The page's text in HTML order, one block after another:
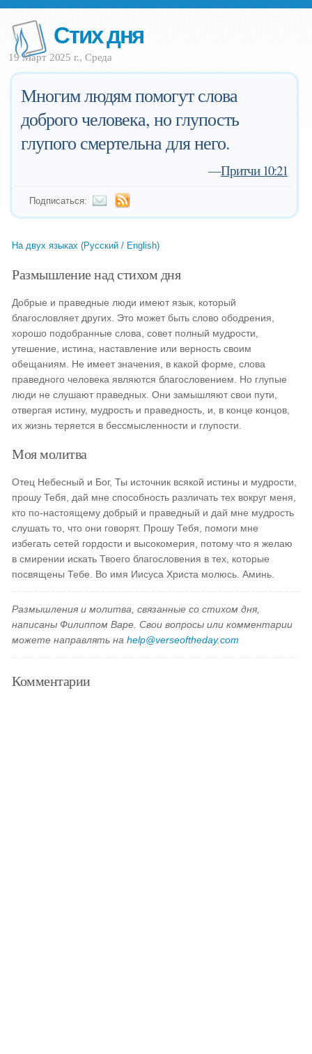
Стих дня
19 Март 2025 г., Среда
Многим людям помогут слова
доброго человека, но глупость
глупого смертельна для него.
—Притчи 10:21
Подписаться:
На двух языках (Русский / English)
Размышление над стихом дня
Добрые и праведные люди имеют язык, который
благословляет других. Это может быть слово ободрения,
хорошо подобранные слова, совет полный мудрости,
утешение, истина, наставление или верность своим
обещаниям. Не имеет значения, в какой форме, слова
праведного человека являются благословением. Но глупые
люди не слушают праведных. Они замышляют свои пути,
отвергая истину, мудрость и праведность, и, в конце концов,
их жизнь теряется в бессмысленности и глупости.
Моя молитва
Отец Небесный и Бог, Ты источник всякой истины и мудрости,
прошу Тебя, дай мне способность различать тех вокруг меня,
кто по-настоящему добрый и праведный и дай мне мудрость
слушать то, что они говорят. Прошу Тебя, помоги мне
избегать сетей гордости и высокомерия, потому что я желаю
в смирении искать Твоего благословения в тех, которые
посвящены Тебе. Во имя Иисуса Христа молюсь. Аминь.
Размышления и молитва, связанные со стихом дня,
написаны Филиппом Варе. Свои вопросы или комментарии
можете направлять наhelp@verseoftheday.com
Комментарии